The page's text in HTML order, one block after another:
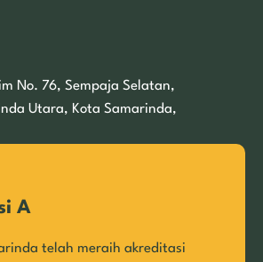
No. 76, Sempaja Selatan,
Utara, Kota Samarinda,
A
telah meraih akreditasi